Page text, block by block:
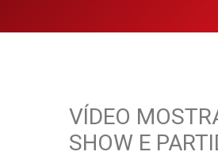
VÍDEO
SHOW E